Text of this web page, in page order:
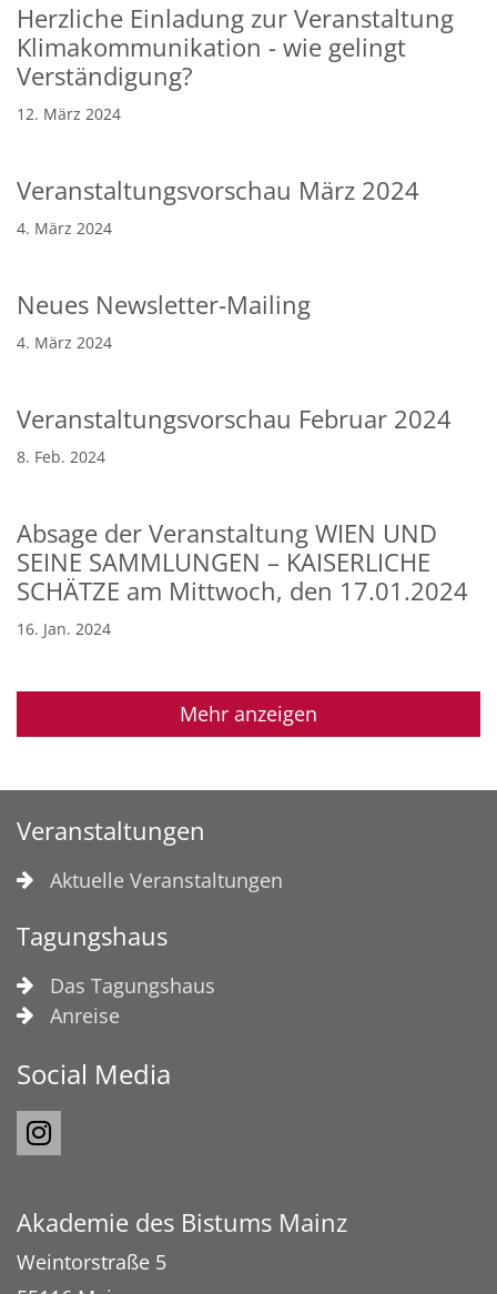
Herzliche Einladung zur Veranstaltung
Klimakommunikation - wie gelingt
Verständigung?
12. März 2024
Veranstaltungsvorschau März 2024
4. März 2024
Neues Newsletter-Mailing
4. März 2024
Veranstaltungsvorschau Februar 2024
8. Feb. 2024
Absage der Veranstaltung WIEN UND
SEINE SAMMLUNGEN – KAISERLICHE
SCHÄTZE am Mittwoch, den 17.01.2024
16. Jan. 2024
Mehr anzeigen
Veranstaltungen
Aktuelle Veranstaltungen
Tagungshaus
Das Tagungshaus
Anreise
Social Media
Akademie des Bistums Mainz
Weintorstraße 5